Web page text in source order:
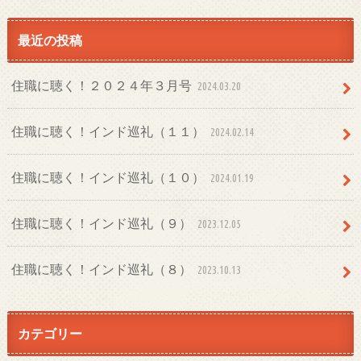
最近の投稿
住職に聴く！２０２４年３月号 2024.03.20
住職に聴く！インド巡礼（１１） 2024.02.14
住職に聴く！インド巡礼（１０） 2024.01.19
住職に聴く！インド巡礼（９） 2023.12.05
住職に聴く！インド巡礼（８） 2023.10.13
カテゴリー